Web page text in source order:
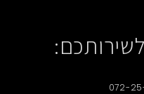
072-